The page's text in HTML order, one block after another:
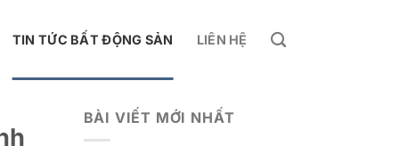
TIN TỨC BẤT ĐỘNG SẢN LIÊN HỆ
BÀI VIẾT MỚI NHẤT